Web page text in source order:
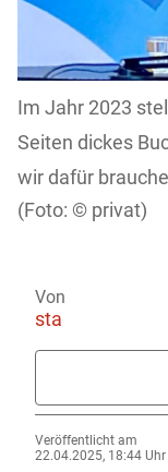
Im Jahr 2023
Seiten dickes
wir dafür
privat)
Von
sta
Veröffentlicht am
22.04.2025, 18:44 Uhr